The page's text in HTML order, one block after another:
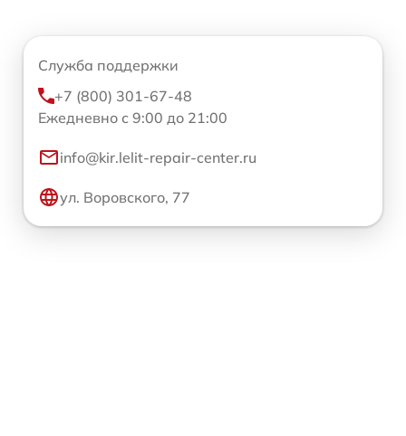
Служба поддержки
+7 (800) 301-67-48
Ежедневно с 9:00 до 21:00
info@kir.lelit-repair-center.ru
ул. Воровского, 77